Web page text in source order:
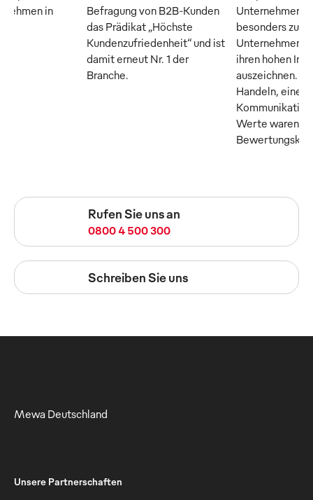
in
Befragung von B2B-Kunden
das Prädikat „Höchste
Kundenzufriedenheit“ und ist
damit erneut Nr. 1 der
Branche.
Unternehmer
besonders
Unternehmen,
ihren hohen
auszeichnen.
Handeln, eine
Werte waren
Rufen Sie uns an
0800 4 500 300
Schreiben Sie uns
Mewa Deutschland
Unsere Partnerschaften